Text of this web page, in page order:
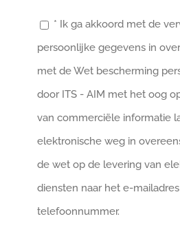
* Ik ga akkoord met de
persoonlijke gegevens in
met de Wet bescherming
door ITS - AIM met het oog
van commerciële informatie
elektronische weg in
de wet op de levering van
diensten naar het e-
telefoonnummer.